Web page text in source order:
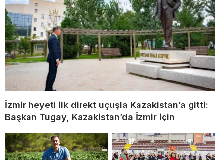
İzmir heyeti ilk direkt uçuşla Kazakistan’a gitti:
Başkan Tugay, Kazakistan’da İzmir için